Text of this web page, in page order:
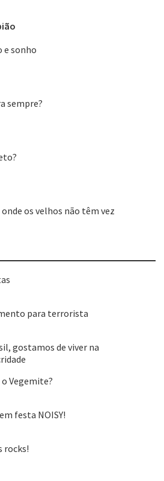
e sonho
sempre?
os velhos não têm vez
para terrorista
gostamos de viver na
o Vegemite?
festa NOISY!
rocks!